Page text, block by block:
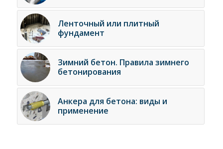
Ленточный или плитный
фундамент
Зимний бетон. Правила зимнего
бетонирования
Анкера для бетона: виды и
применение